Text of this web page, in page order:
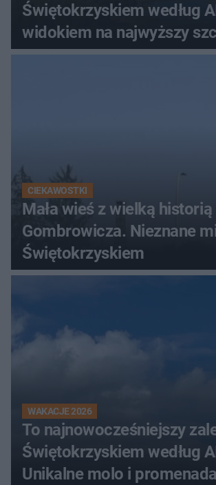
Świętokrzyskiem według
widokiem na najwyższy
Świętokrzyskich
CIEKAWOSTKI
Mała wieś z wielką
Gombrowicza. Nieznane
Świętokrzyskiem
WAKACJE 2026
To najnowocześniejszy
Świętokrzyskiem według
Unikalne molo i promenada